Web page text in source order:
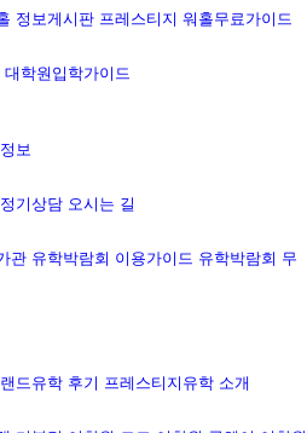
정보게시판 프레스티지 워홀무료가이드
대학원입학가이드
보
기상담 오시는 길
관 유학박람회 이용가이드 유학박람회 무
드유학 후기 프레스티지유학 소개